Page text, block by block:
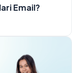
Email?